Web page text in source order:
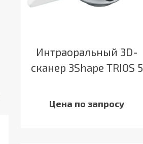
Интраоральный 3D-
сканер 3Shape TRIOS 5
Цена по запросу